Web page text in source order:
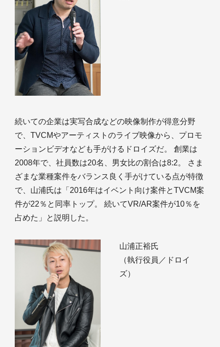
続いての企業は実写合成などの映像制作が得意分野
で、TVCMやアーティストのライブ映像から、プロモ
ーションビデオなども手がけるドロイズだ。 創業は
2008年で、社員数は20名、男女比の割合は8:2。 さま
ざまな業種案件をバランス良く手がけている点が特徴
で、山浦氏は「2016年はイベント向け案件とTVCM案
件が22％と同率トップ。 続いてVR/AR案件が10％を
占めた」と説明した。
山浦正裕氏
（執行役員／ドロイ
ズ）